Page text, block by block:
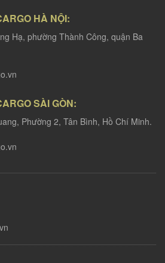
HÀ NỘI:
Hạ, phường Thành Công, quận Ba
SÀI GÒN:
Phường 2, Tân Bình, Hồ Chí Minh.